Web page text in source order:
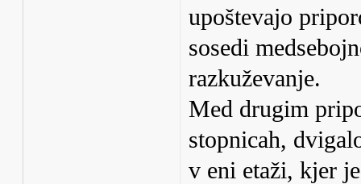
upoštevajo
sosedi
razkuževanje.
Med drugim
stopnicah,
v eni etaži, kjer